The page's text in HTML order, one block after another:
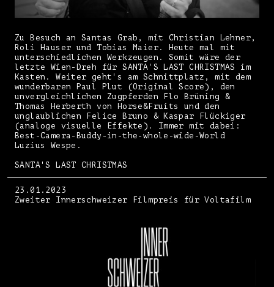
Zu Besuch an Santas Grab, mit Christian Lehner,
Roli Hauser und Tobias Maier. Heute mal mit
unterschiedlichen Werkzeugen. Somit wäre der
letzte Wien-Dreh für SANTA'S LAST CHRISTMAS im
Kasten. Weiter geht's am Schnittplatz, mit dem
wunderbaren Paul Plut (Original Score), den
unvergleichlichen Zugpferden Flo Brüning &
Thomas Herberth von Horse&Fruits und den
unglaublichen Felice Bruno & Kaspar Flückiger
(analoge visuelle Effekte). Immer mit dabei:
Best-Camera-Buddy-in-the-whole-wide-World
Luzius Wespe.
SANTA'S LAST CHRISTMAS
23.01.2023
Zweiter Innerschweizer Filmpreis für Voltafilm